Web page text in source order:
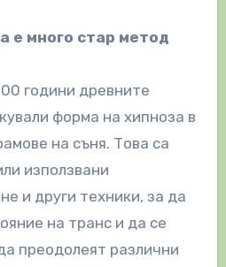
е много стар метод
години древните
форма на хипноза в
на съня. Това са
използвани
и други техники, за да
на транс и да се
преодолеят различни